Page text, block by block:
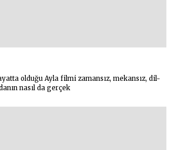
olduğu Ayla filmi zamansız, mekansız, dil-
nasıl da gerçek